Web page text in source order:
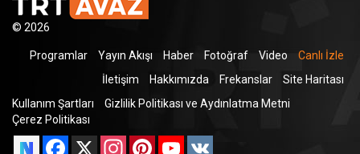
© 2026
Programlar Yayın Akışı Haber Fotoğraf Video
Canlı İzle
İletişim
Hakkımızda Frekanslar
Site Haritası
Kullanım Şartları
Gizlilik Politikası ve Aydınlatma Metni
Çerez Politikası
Facebook
X InstagramPinterestYouTube